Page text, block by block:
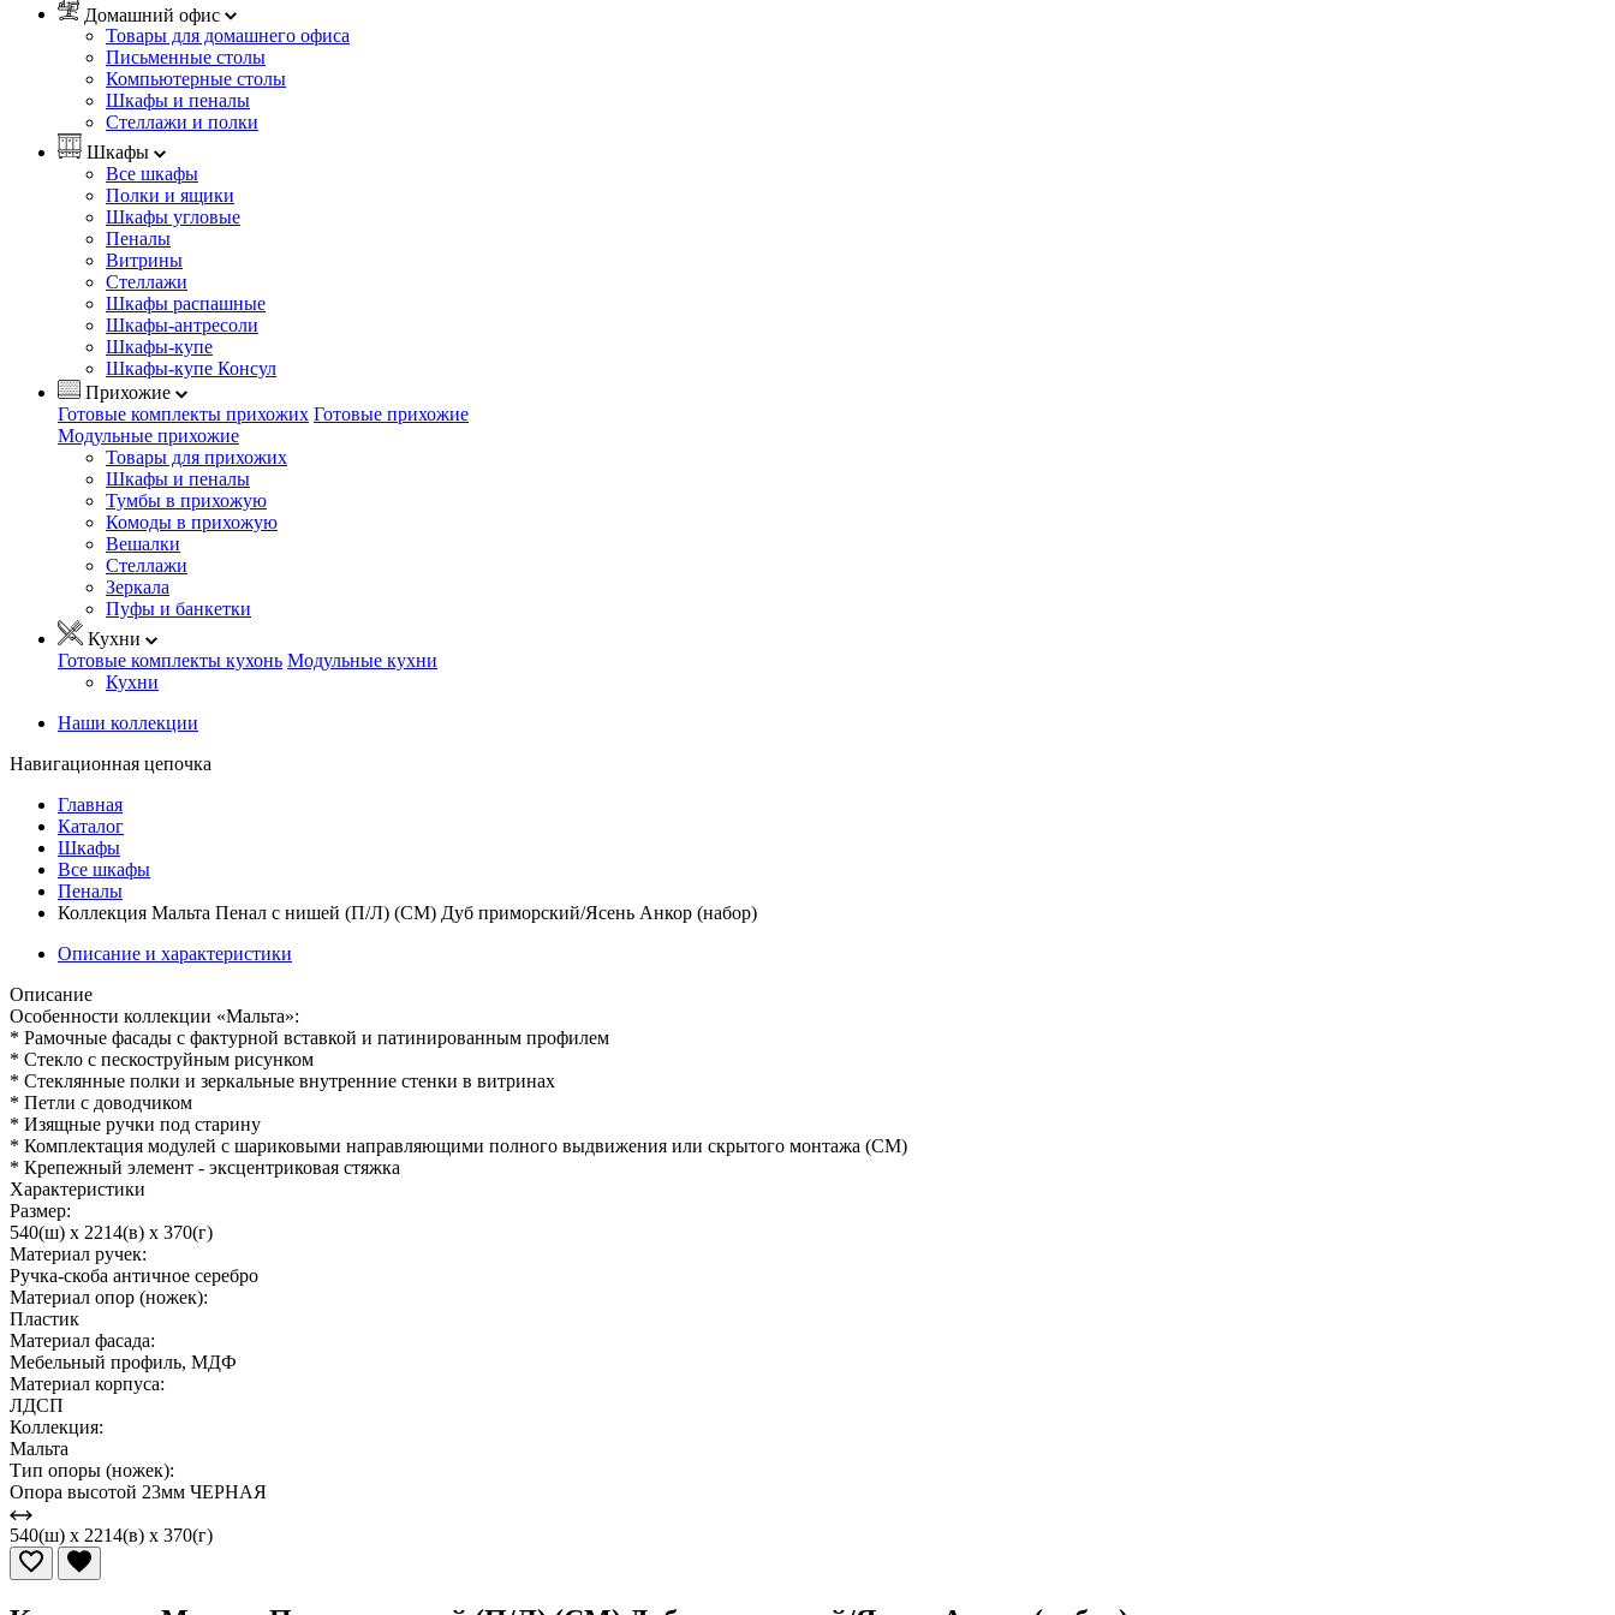
Домашний офис
Товары для домашнего офиса
Письменные столы
Компьютерные столы
Шкафы и пеналы
Стеллажи и полки
Шкафы
Все шкафы
Полки и ящики
Шкафы угловые
Пеналы
Витрины
Стеллажи
Шкафы распашные
Шкафы-антресоли
Шкафы-купе
Шкафы-купе Консул
Прихожие
Готовые комплекты прихожих Готовые прихожие
Модульные прихожие
Товары для прихожих
Шкафы и пеналы
Тумбы в прихожую
Комоды в прихожую
Вешалки
Стеллажи
Зеркала
Пуфы и банкетки
Кухни
Готовые комплекты кухонь Модульные кухни
Кухни
Наши коллекции
Навигационная цепочка
Главная
Каталог
Шкафы
Все шкафы
Пеналы
Коллекция Мальта Пенал с нишей (П/Л) (СМ) Дуб приморский/Ясень Анкор (набор)
Описание и характеристики
Описание
Особенности коллекции «Мальта»:
* Рамочные фасады с фактурной вставкой и патинированным профилем
* Стекло с пескоструйным рисунком
* Стеклянные полки и зеркальные внутренние стенки в витринах
* Петли с доводчиком
* Изящные ручки под старину
* Комплектация модулей с шариковыми направляющими полного выдвижения или скрытого монтажа (СМ)
* Крепежный элемент - эксцентриковая стяжка
Характеристики
Размер:
540(ш) x 2214(в) x 370(г)
Материал ручек:
Ручка-скоба античное серебро
Материал опор (ножек):
Пластик
Материал фасада:
Мебельный профиль, МДФ
Материал корпуса:
ЛДСП
Коллекция:
Мальта
Тип опоры (ножек):
Опора высотой 23мм ЧЕРНАЯ
540(ш) x 2214(в) x 370(г)